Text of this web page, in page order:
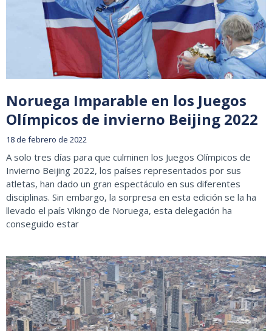
Noruega Imparable en los Juegos
Olímpicos de invierno Beijing 2022
18 de febrero de 2022
A solo tres días para que culminen los Juegos Olímpicos de
Invierno Beijing 2022, los países representados por sus
atletas, han dado un gran espectáculo en sus diferentes
disciplinas. Sin embargo, la sorpresa en esta edición se la ha
llevado el país Vikingo de Noruega, esta delegación ha
conseguido estar